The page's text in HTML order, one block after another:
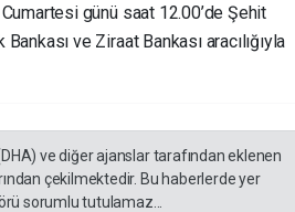
günü saat 12.00’de Şehit
ve Ziraat Bankası aracılığıyla
ve diğer ajanslar tarafından eklenen
çekilmektedir. Bu haberlerde yer
sorumlu tutulamaz...